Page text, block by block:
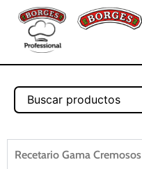
Recetario Gama Cremosos